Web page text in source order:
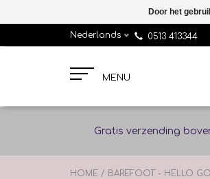
Nederlands 0513 413344
MENU
Gratis verzending
HOME / BAREFOOT - HELLO
Door het